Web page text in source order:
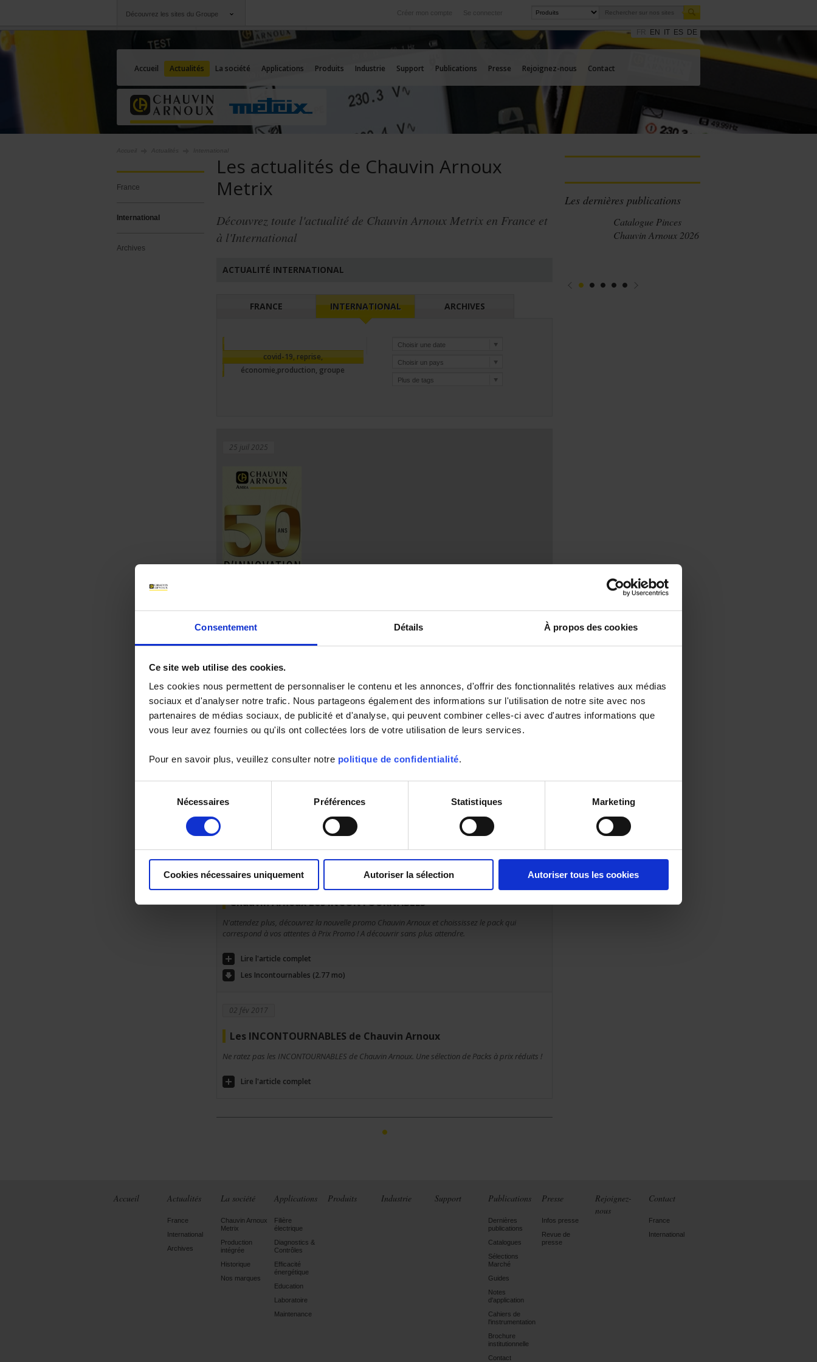
Consentement Détails À propos des cookies
Ce site web utilise des cookies.
Les cookies nous permettent de personnaliser le contenu et les annonces, d'offrir des fonctionnalités relatives aux médias
sociaux et d'analyser notre trafic. Nous partageons également des informations sur l'utilisation de notre site avec nos
partenaires de médias sociaux, de publicité et d'analyse, qui peuvent combiner celles-ci avec d'autres informations que
vous leur avez fournies ou qu'ils ont collectées lors de votre utilisation de leurs services.
Pour en savoir plus, veuillez consulter notre politique de confidentialité.
consentement
Nécessaires Préférences Statistiques Marketing
Cookies nécessaires uniquement Autoriser la sélection Autoriser tous les cookies
Découvrez les sites du Groupe Se connecter
Créer mon compte
Chauvin Arnoux
Une offre à votre service
Nos filiales à l'étranger
EN IT ES DE
Accueil Actualités La société Applications Produits Industrie Support Publications Presse Rejoignez-nous Contact
Actualités International
France
International
Archives
Les actualités de Chauvin Arnoux
Metrix
Découvrez toute l'actualité de Chauvin Arnoux Metrix en France et
à l'International
ACTUALITÉ INTERNATIONAL
FRANCE INTERNATIONAL ARCHIVES
covid-19, reprise,
économie,production, groupe
25 juil 2025
Fondée en 1975, AMRA a pour mission d’être un acteur de premier plan dans la fabrication et la
commercialisation de relais électromécaniques, et de devenir la référence italienne pour les
instruments de mesure du groupe Chauvin Arnoux.
19 mai 2020 covid-19, reprise, économie,production, groupe
Chauvin Arnoux à vos côtés pour vos projets
Le groupe Chauvin Arnoux et ses sociétés bâtissent avec Vous la reprise économique
01 sep 2017
Chauvin Arnoux Les INCONTOURNABLES
N'attendez plus, découvrez la nouvelle promo Chauvin Arnoux et choississez le pack qui
correspond à vos attentes à Prix Promo ! A découvrir sans plus attendre.
Lire l'article complet
Les Incontournables (2.77 mo)
02 fév 2017
Les INCONTOURNABLES de Chauvin Arnoux
Ne ratez pas les INCONTOURNABLES de Chauvin Arnoux. Une sélection de Packs à prix réduits !
Lire l'article complet
Les dernières publications
Catalogue Pinces
Chauvin Arnoux 2026
Accueil Actualités
France
International
Archives
La société
Chauvin Arnoux
Metrix
Production
intégrée
Historique
Nos marques
Applications
Filière
électrique
Diagnostics &
Contrôles
Efficacité
énergétique
Education
Laboratoire
Maintenance
Produits Industrie Support Publications
Dernières
publications
Catalogues
Sélections
Marché
Guides
Notes
d'application
Cahiers de
l'instrumentation
Brochure
institutionnelle
Contact
Presse
Infos presse
Revue de
presse
Rejoignez-
nous
Contact
France
International